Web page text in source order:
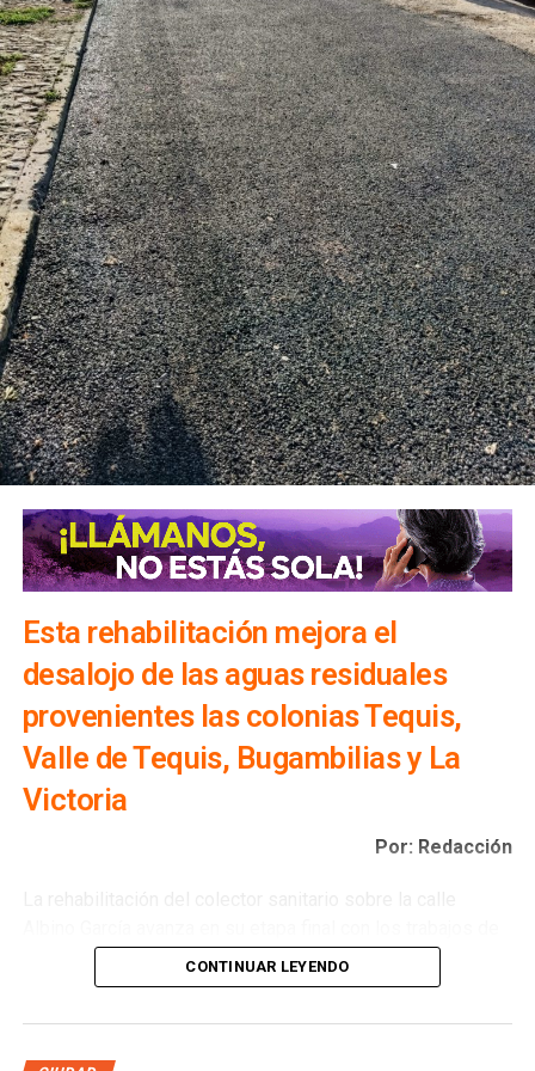
“Esta lavandería representa un apoyo real para la economía
de las familias, porque les permitirá ahorrar tiempo y
dinero; en Soledad seguimos gestionando y trabajando de
la mano con el Gobierno del Estado para que los
programas sociales lleguen primero a quienes más lo
necesitan”, expresó el edil soledense.
El programa estatal contempla brindar de manera gratuita
el servicio de lavado de ropa con equipo especializado e
insumos incluidos, lo que beneficiará principalmente a
madres y padres de familia, personas adultas mayores y
sectores vulnerables, fortaleciendo la cercanía del
gobierno con la ciudadanía y ampliando los servicios
comunitarios en favor del bienestar social.
Esta rehabilitación mejora el
desalojo de las aguas residuales
provenientes las colonias Tequis,
Valle de Tequis, Bugambilias y La
Victoria
Por: Redacción
pavimentación por parte de la Dirección de Obras Públicas
del Ayuntamiento de San Luis Potosí, una vez que
CONTINUAR LEYENDO